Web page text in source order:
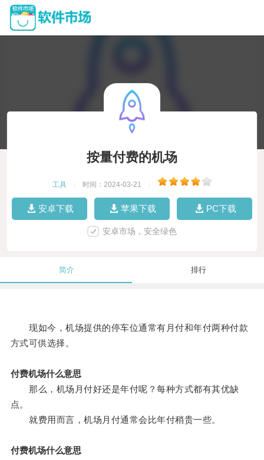
按量付费的机场
工具 时间：2024-03-21
安卓下载 苹果下载 PC下载
安卓市场，安全绿色
简介 排行
现如今，机场提供的停车位通常有月付和年付两种付款
方式可供选择。
付费机场什么意思
那么，机场月付好还是年付呢？每种方式都有其优缺
点。
就费用而言，机场月付通常会比年付稍贵一些。
付费机场什么意思